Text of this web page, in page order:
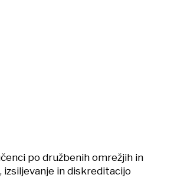
po družbenih omrežjih in
izsiljevanje in diskreditacijo